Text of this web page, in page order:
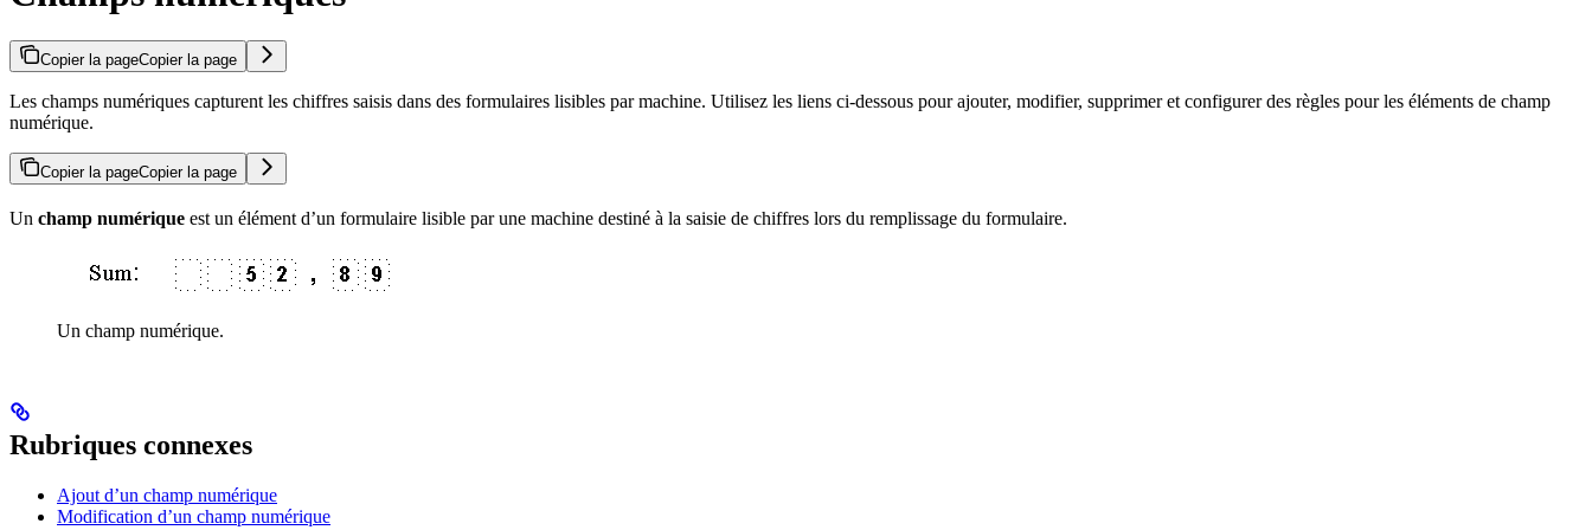
Copier la pageCopier la page
Les champs numériques capturent les chiffres saisis dans des formulaires lisibles par machine. Utilisez les liens ci-dessous pour ajouter, modifier, supprimer et configurer des règles pour les éléments de champ
numérique.
Copier la pageCopier la page
Un champ numérique est un élément d’un formulaire lisible par une machine destiné à la saisie de chiffres lors du remplissage du formulaire.
Un champ numérique.
Rubriques connexes
Ajout d’un champ numérique
Modification d’un champ numérique